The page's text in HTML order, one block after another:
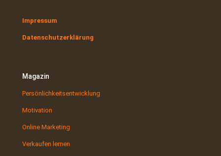
Impressum
Datenschutzerklärung
Magazin
Persönlichkeitsentwicklung
Motivation
Online Marketing
Verkaufen lernen